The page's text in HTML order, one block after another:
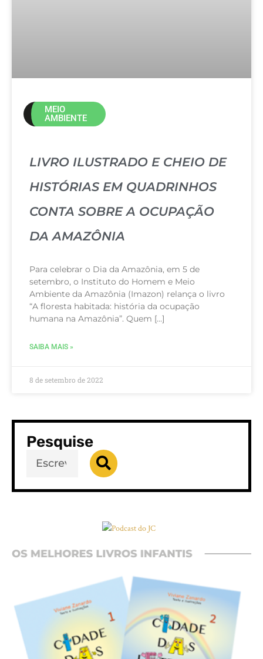
MEIO
AMBIENTE
LIVRO ILUSTRADO E CHEIO DE
HISTÓRIAS EM QUADRINHOS
CONTA SOBRE A OCUPAÇÃO
DA AMAZÔNIA
Para celebrar o Dia da Amazônia, em 5 de
setembro, o Instituto do Homem e Meio
Ambiente da Amazônia (Imazon) relança o livro
“A floresta habitada: história da ocupação
humana na Amazônia”. Quem […]
SAIBA MAIS »
8 de setembro de 2022
Pesquise